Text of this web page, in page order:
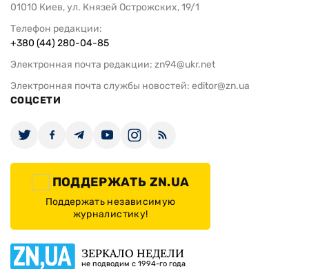
01010 Киев, ул. Князей Острожских, 19/1
Телефон редакции:
+380 (44) 280-04-85
Электронная почта редакции: zn94@ukr.net
Электронная почта службы новостей: editor@zn.ua
СОЦСЕТИ
ПОДДЕРЖАТЬ ZN.UA
Поддержать независимую
журналистику!
ЗЕРКАЛО НЕДЕЛИ
не подводим с 1994-го года